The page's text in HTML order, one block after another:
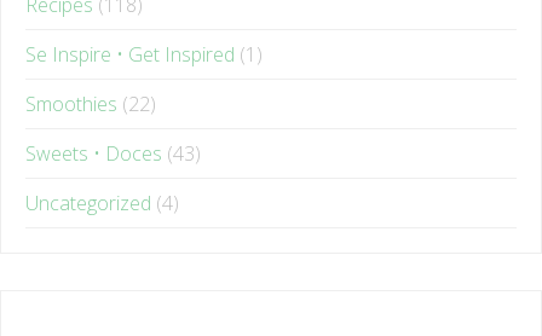
Se Inspire • Get Inspired
Smoothies
(22)
Sweets • Doces
Uncategorized(4)